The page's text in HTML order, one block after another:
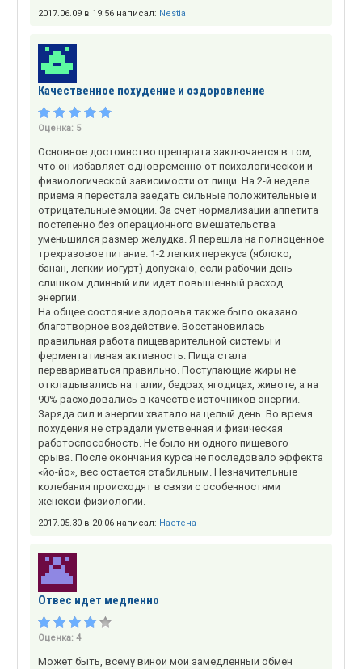
2017.06.09 в 19:56 написал: Nestia
Качественное похудение и оздоровление
Оценка: 5
Основное достоинство препарата заключается в том,
что он избавляет одновременно от психологической и
физиологической зависимости от пищи. На 2-й неделе
приема я перестала заедать сильные положительные и
отрицательные эмоции. За счет нормализации аппетита
постепенно без операционного вмешательства
уменьшился размер желудка. Я перешла на полноценное
трехразовое питание. 1-2 легких перекуса (яблоко,
банан, легкий йогурт) допускаю, если рабочий день
слишком длинный или идет повышенный расход
энергии.
На общее состояние здоровья также было оказано
благотворное воздействие. Восстановилась
правильная работа пищеварительной системы и
ферментативная активность. Пища стала
перевариваться правильно. Поступающие жиры не
откладывались на талии, бедрах, ягодицах, животе, а на
90% расходовались в качестве источников энергии.
Заряда сил и энергии хватало на целый день. Во время
похудения не страдали умственная и физическая
работоспособность. Не было ни одного пищевого
срыва. После окончания курса не последовало эффекта
«йо-йо», вес остается стабильным. Незначительные
колебания происходят в связи с особенностями
женской физиологии.
2017.05.30 в 20:06 написал: Настена
Отвес идет медленно
Оценка: 4
Может быть, всему виной мой замедленный обмен